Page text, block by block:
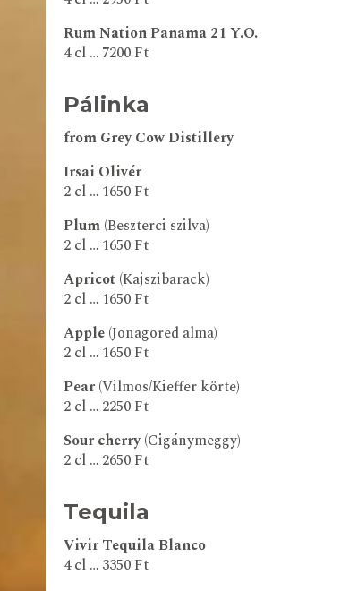
Rum Nation Panama 21 Y.O.
4 cl … 7200 Ft
Pálinka
from Grey Cow Distillery
Irsai Olivér
2 cl … 1650 Ft
Plum (Beszterci szilva)
2 cl … 1650 Ft
Apricot (Kajszibarack)
2 cl … 1650 Ft
Apple (Jonagored alma)
2 cl … 1650 Ft
Pear (Vilmos/Kieffer körte)
2 cl … 2250 Ft
Sour cherry(Cigánymeggy)
2 cl … 2650 Ft
Tequila
Vivir Tequila Blanco
4 cl … 3350 Ft